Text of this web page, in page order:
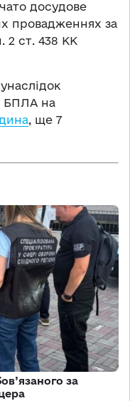
досудове
провадженнях за
2 ст. 438 КК
БПЛА на
, ще 7
за